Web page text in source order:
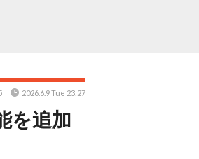
を追加
2026.6.9 Tue 23:27